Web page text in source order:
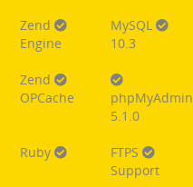
MySQL
10.3
Zend
Engine
phpMyAdmin
5.1.0
Zend
OPCache
FTPS
Support